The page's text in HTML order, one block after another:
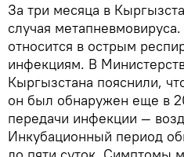
За три месяца в
случая
относится в острым
инфекциям. В
Кыргызстана пояснили,
он был обнаружен еще в
передачи инфекции —
Инкубационный период